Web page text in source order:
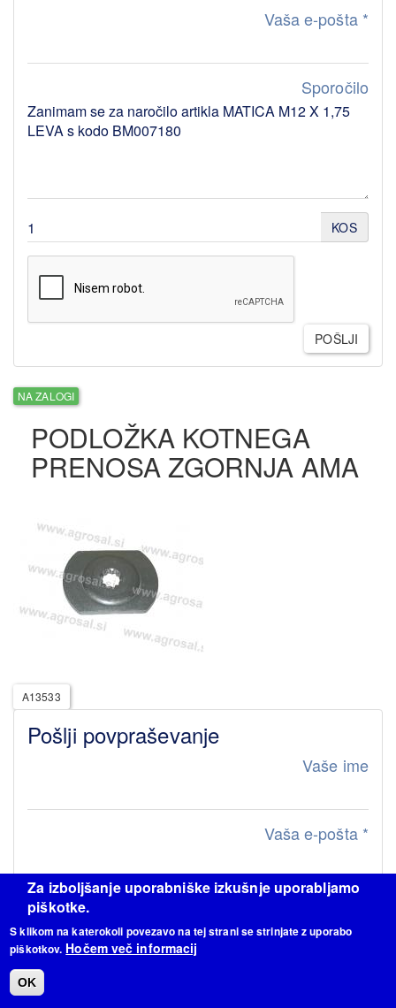
Vaša e-pošta *
Sporočilo
KOS
POŠLJI
NA ZALOGI
PODLOŽKA KOTNEGA
PRENOSA ZGORNJA AMA
A13533
Pošlji povpraševanje
Vaše ime
Vaša e-pošta *
Sporočilo
Za izboljšanje uporabniške izkušnje uporabljamo
piškotke.
S klikom na katerokoli povezavo na tej strani se strinjate z uporabo
piškotkov. Hočem več informacij
OK